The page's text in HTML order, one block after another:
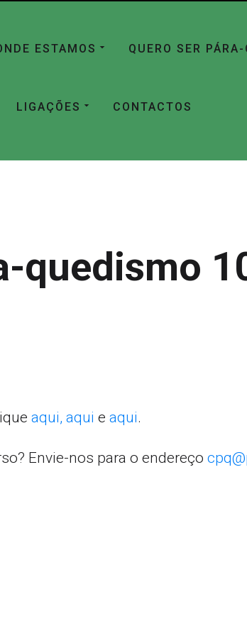
ESTAMOS QUERO SER
LIGAÇÕES CONTACTOS
quedismo
aqui, aqui e aqui.
Envie-nos para o endereço